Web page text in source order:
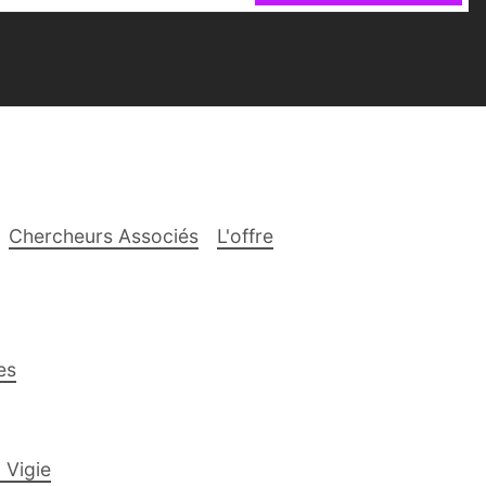
Chercheurs Associés
L'offre
Vigie